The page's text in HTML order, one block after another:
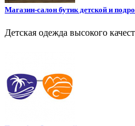
Магазин-салон бутик детской и
Детская одежда высокого